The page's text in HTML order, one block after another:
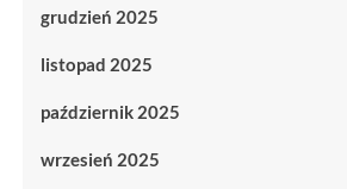
grudzień 2025
listopad 2025
październik 2025
wrzesień 2025